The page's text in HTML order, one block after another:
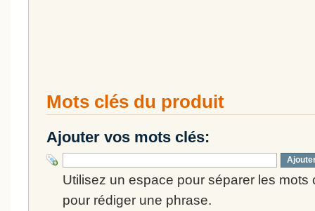
Mots clés du produit
Ajouter vos mots clés:
Utilisez un espace pour séparer les mots
pour rédiger une phrase.